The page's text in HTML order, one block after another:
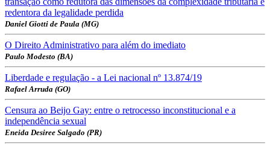
redentora da legalidade perdida
Daniel Giotti de Paula (MG)
O Direito Administrativo para além do imediato
Paulo Modesto (BA)
Liberdade e regulação - a Lei nacional nº 13.874/19
Rafael Arruda (GO)
Censura ao Beijo Gay: entre o retrocesso inconstitucional e a
independência sexual
Eneida Desiree Salgado (PR)